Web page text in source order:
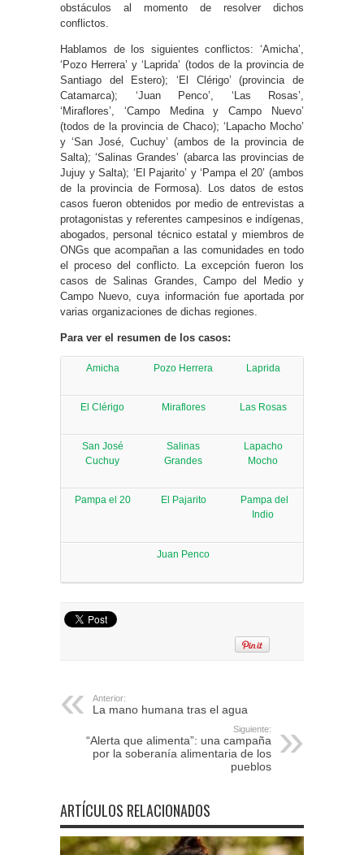
obstáculos al momento de resolver dichos
conflictos.
Hablamos de los siguientes conflictos: ‘Amicha’,
‘Pozo Herrera’ y ‘Laprida’ (todos de la provincia de
Santiago del Estero); ‘El Clérigo’ (provincia de
Catamarca); ‘Juan Penco’, ‘Las Rosas’,
‘Miraflores’, ‘Campo Medina y Campo Nuevo’
(todos de la provincia de Chaco); ‘Lapacho Mocho’
y ‘San José, Cuchuy’ (ambos de la provincia de
Salta); ‘Salinas Grandes’ (abarca las provincias de
Jujuy y Salta); ‘El Pajarito’ y ‘Pampa el 20’ (ambos
de la provincia de Formosa). Los datos de estos
casos fueron obtenidos por medio de entrevistas a
protagonistas y referentes campesinos e indígenas,
abogados, personal técnico estatal y miembros de
ONGs que acompañan a las comunidades en todo
el proceso del conflicto. La excepción fueron los
casos de Salinas Grandes, Campo del Medio y
Campo Nuevo, cuya información fue aportada por
varias organizaciones de dichas regiones.
Para ver el resumen de los casos:
Amicha Pozo Herrera Laprida
El Clérigo Miraflores Las Rosas
San José
Cuchuy
Salinas
Grandes
Lapacho
Mocho
Pampa el 20 El Pajarito
Pampa del
Indio
Juan Penco
Anterior:
La mano humana tras el agua
Siguiente:
“Alerta que alimenta”: una campaña
por la soberanía alimentaria de los
pueblos
ARTÍCULOS RELACIONADOS